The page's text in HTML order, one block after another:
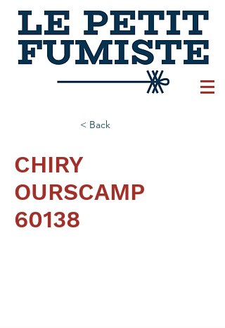
< Back
CHIRY
OURSCAMP
60138